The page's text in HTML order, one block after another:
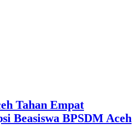
Tahan Empat
Beasiswa BPSDM Aceh